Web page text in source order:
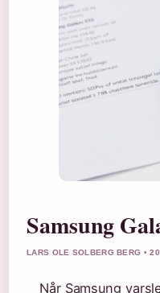
Samsung
LARS OLE SOLBERG BERG •
Når Samsung